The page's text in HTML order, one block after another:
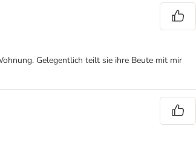
Gelegentlich teilt sie ihre Beute mit mir